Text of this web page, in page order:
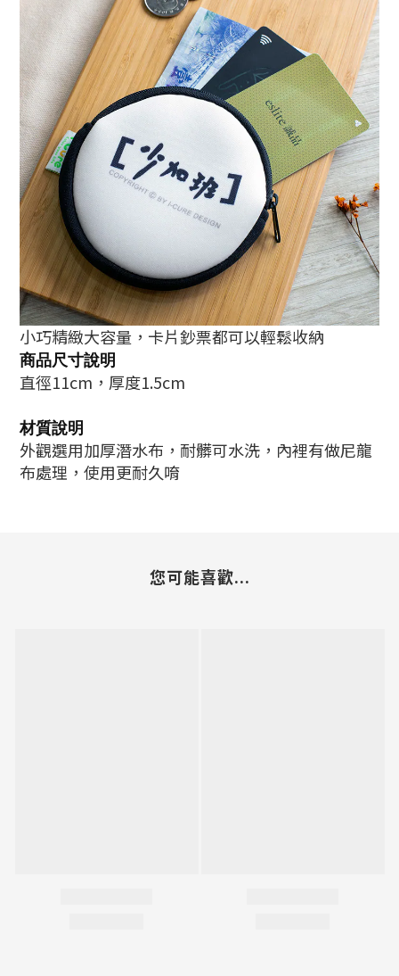
小巧精緻大容量，卡片鈔票都可以輕鬆收納
商品尺寸說明
直徑11cm，厚度1.5cm
材質說明
外觀選用加厚潛水布，耐髒可水洗，內裡有做尼龍
布處理，使用更耐久唷
您可能喜歡...